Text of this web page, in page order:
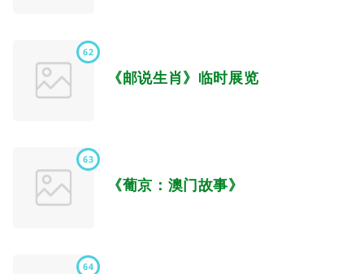
62
《邮说生肖》临时展览
63
《葡京：澳门故事》
64